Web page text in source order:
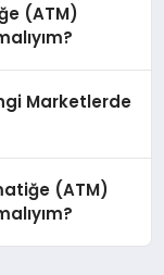
(ATM)
Marketlerde
(ATM)